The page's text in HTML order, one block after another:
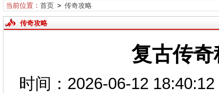
当前位置： 首页> 传奇攻略
传奇攻略
复古传
时间：2026-06-12